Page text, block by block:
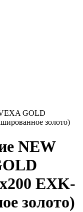
GOLD
золото)
NEW
EXK-
золото)